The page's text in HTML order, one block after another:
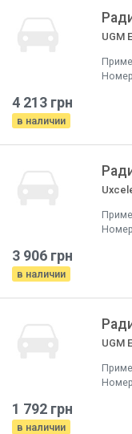
UGM
4 213 грн
в наличии
3 906 грн
в наличии
UGM
1 792 грн
в наличии